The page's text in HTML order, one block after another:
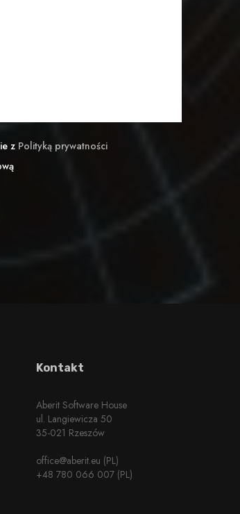
z Polityką prywatności
Kontakt
Aberit Software House
ul. Langiewicza 50
35-021 Rzeszów
office@aberit.eu (PL)
+48 780 066 007 (PL)